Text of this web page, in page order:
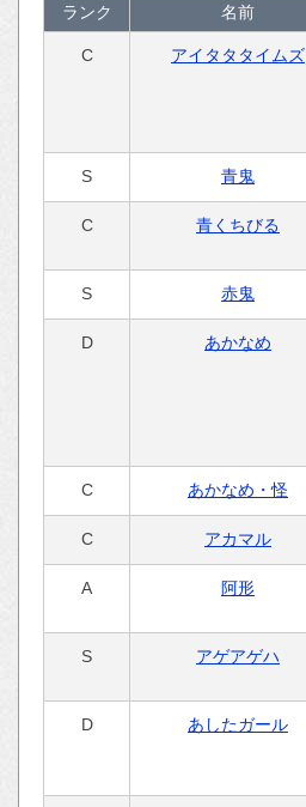
ランク 名前
C アイタタタイムズ
S 青鬼
C 青くちびる
S 赤鬼
D あかなめ
C あかなめ・怪
C アカマル
A 阿形
S アゲアゲハ
D あしたガール